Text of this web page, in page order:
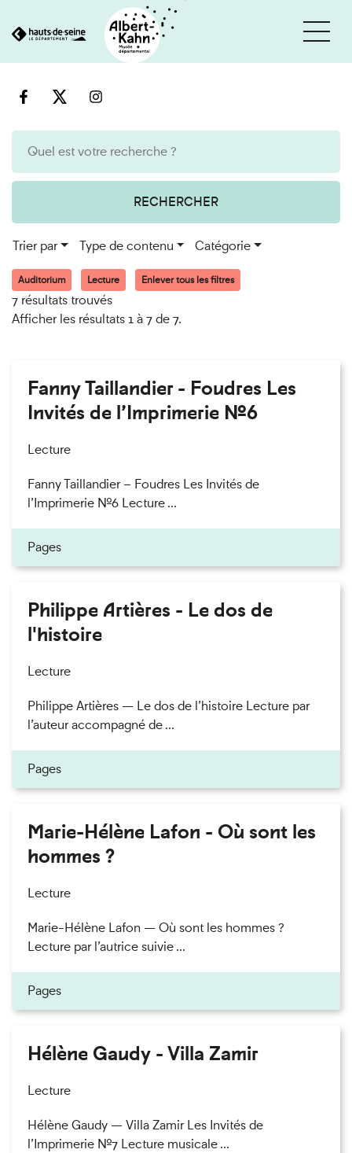
au
RECHERCHER
Trier par Type de contenu Catégorie
Auditorium Lecture Enlever tous les filtres
7 résultats trouvés
Afficher les résultats 1 à 7 de 7.
Fanny Taillandier - Foudres Les
Invités de l’Imprimerie n°6
Lecture
Fanny Taillandier – Foudres Les Invités de
l’Imprimerie n°6 Lecture ...
Pages
Philippe Artières - Le dos de
l'histoire
Lecture
Philippe Artières — Le dos de l’histoire Lecture par
l’auteur accompagné de ...
Pages
Marie-Hélène Lafon - Où sont les
hommes ?
Lecture
Marie-Hélène Lafon — Où sont les hommes ?
Lecture par l’autrice suivie ...
Pages
Hélène Gaudy - Villa Zamir
Lecture
Hélène Gaudy — Villa Zamir Les Invités de
l’Imprimerie n°7 Lecture musicale ...
Cookies et traceurs utilisés sur ce site